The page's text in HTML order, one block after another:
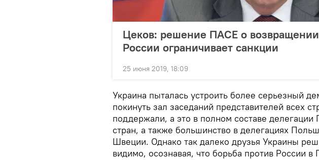
Цеков: решение ПАСЕ о
России ограничивает санкции
25 июня 2019, 18:09
Украина пыталась устроить более серьезный
покинуть зал заседаний представителей всех
поддержали, а это в полном составе делегации
стран, а также большинство в делегациях
Швеции. Однако так далеко друзья Украины
видимо, осознавая, что борьба против России